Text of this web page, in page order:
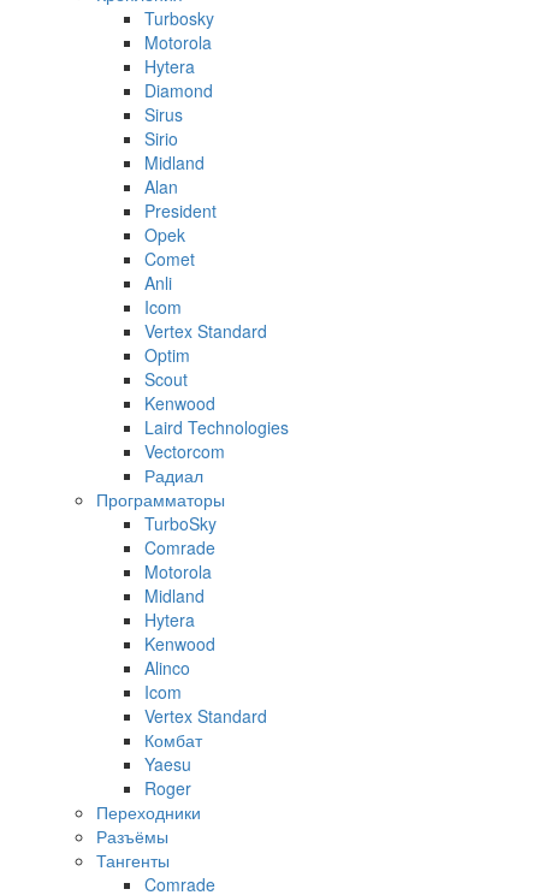
Turbosky
Motorola
Hytera
Diamond
Sirus
Sirio
Midland
Alan
President
Opek
Comet
Anli
Icom
Vertex Standard
Optim
Scout
Kenwood
Laird Technologies
Vectorcom
Радиал
Программаторы
TurboSky
Comrade
Motorola
Midland
Hytera
Kenwood
Alinco
Icom
Vertex Standard
Комбат
Yaesu
Roger
Переходники
Разъёмы
Тангенты
Comrade